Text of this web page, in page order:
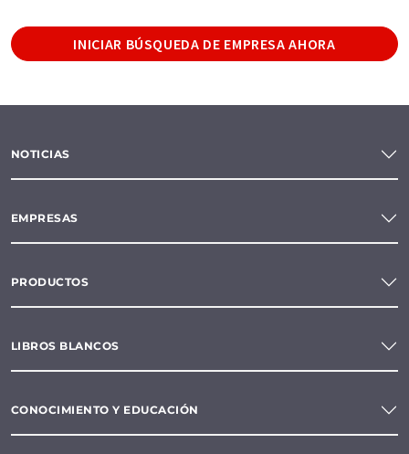
INICIAR BÚSQUEDA DE EMPRESA AHORA
NOTICIAS
EMPRESAS
PRODUCTOS
LIBROS BLANCOS
CONOCIMIENTO Y EDUCACIÓN